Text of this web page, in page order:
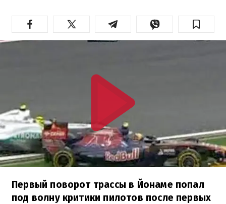
Первый поворот трассы в Йонаме попал
под волну критики пилотов после первых